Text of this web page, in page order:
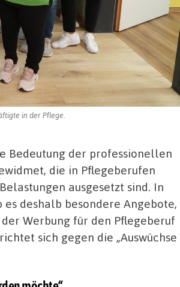
in der Pflege.
Bedeutung der professionellen
die in Pflegeberufen
ausgesetzt sind. In
deshalb besondere Angebote,
Werbung für den Pflegeberuf
sich gegen die „Auswüchse